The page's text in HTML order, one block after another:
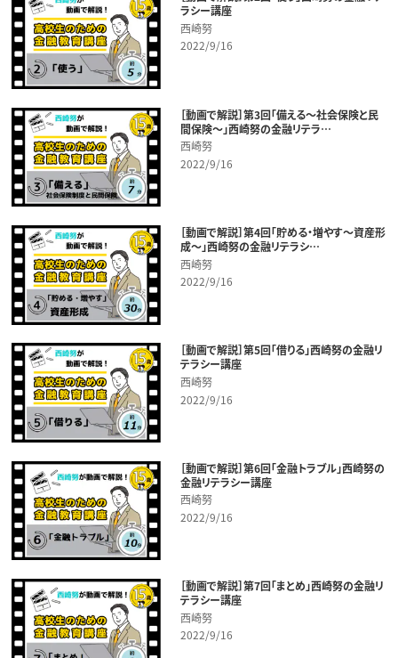
ラシー講座
西崎努
2022/9/16
［動画で解説］第3回「備える～社会保険と民
間保険～」西崎努の金融リテラ…
西崎努
2022/9/16
［動画で解説］第4回「貯める・増やす～資産形
成～」西崎努の金融リテラシ…
西崎努
2022/9/16
［動画で解説］第5回「借りる」西崎努の金融リ
テラシー講座
西崎努
2022/9/16
［動画で解説］第6回「金融トラブル」西崎努の
金融リテラシー講座
西崎努
2022/9/16
［動画で解説］第7回「まとめ」西崎努の金融リ
テラシー講座
西崎努
2022/9/16